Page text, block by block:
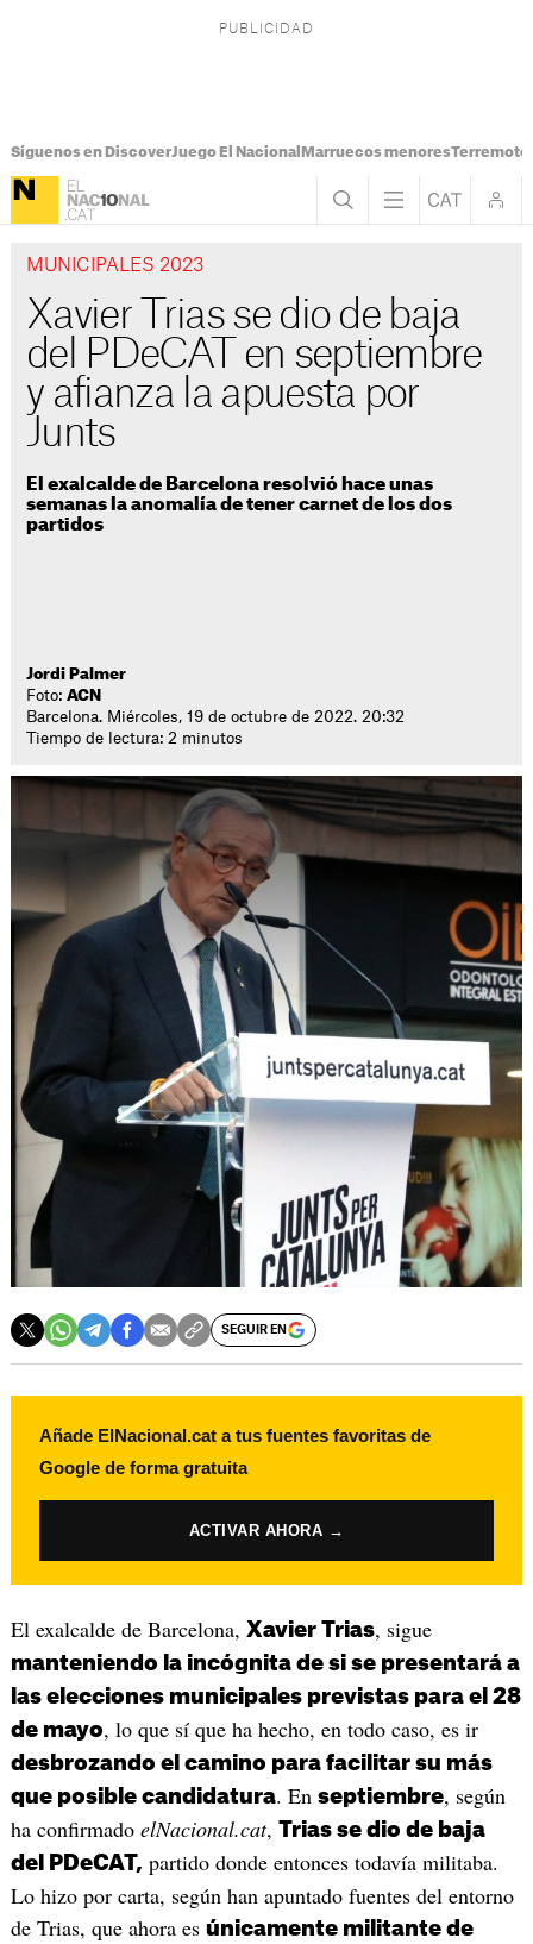
Síguenos en DiscoverJuego El Nacional Marruecos menoresTerremoto
MUNICIPALES 2023
Xavier Trias se dio de baja
del PDeCAT en septiembre
y afianza la apuesta por
Junts
El exalcalde de Barcelona resolvió hace unas
semanas la anomalía de tener carnet de los dos
partidos
Jordi Palmer
Foto:ACN
Barcelona. Miércoles, 19 de octubre de 2022. 20:32
Tiempo de lectura: 2 minutos
SEGUIR EN
Añade ElNacional.cat a tus fuentes favoritas de
Google de forma gratuita
ACTIVAR AHORA →
El exalcalde de Barcelona, Xavier Trias, sigue
manteniendo la incógnita de si se presentará a
las elecciones municipales previstas para el 28
de mayo, lo que sí que ha hecho, en todo caso, es ir
desbrozando el camino para facilitar su más
que posible candidatura. En septiembre, según
ha confirmado elNacional.cat, Trias se dio de baja
del PDeCAT, partido donde entonces todavía militaba.
Lo hizo por carta, según han apuntado fuentes del entorno
de Trias, que ahora es únicamente militante de